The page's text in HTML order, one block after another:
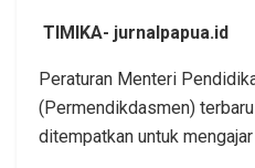
TIMIKA- jurnalpapua.id
Peraturan Menteri
(Permendikdasmen)
ditempatkan untuk